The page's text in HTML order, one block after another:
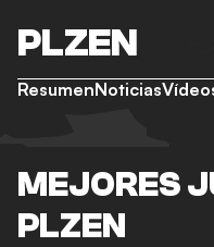
PLZEN
ResumenNoticias
MEJORES
PLZEN